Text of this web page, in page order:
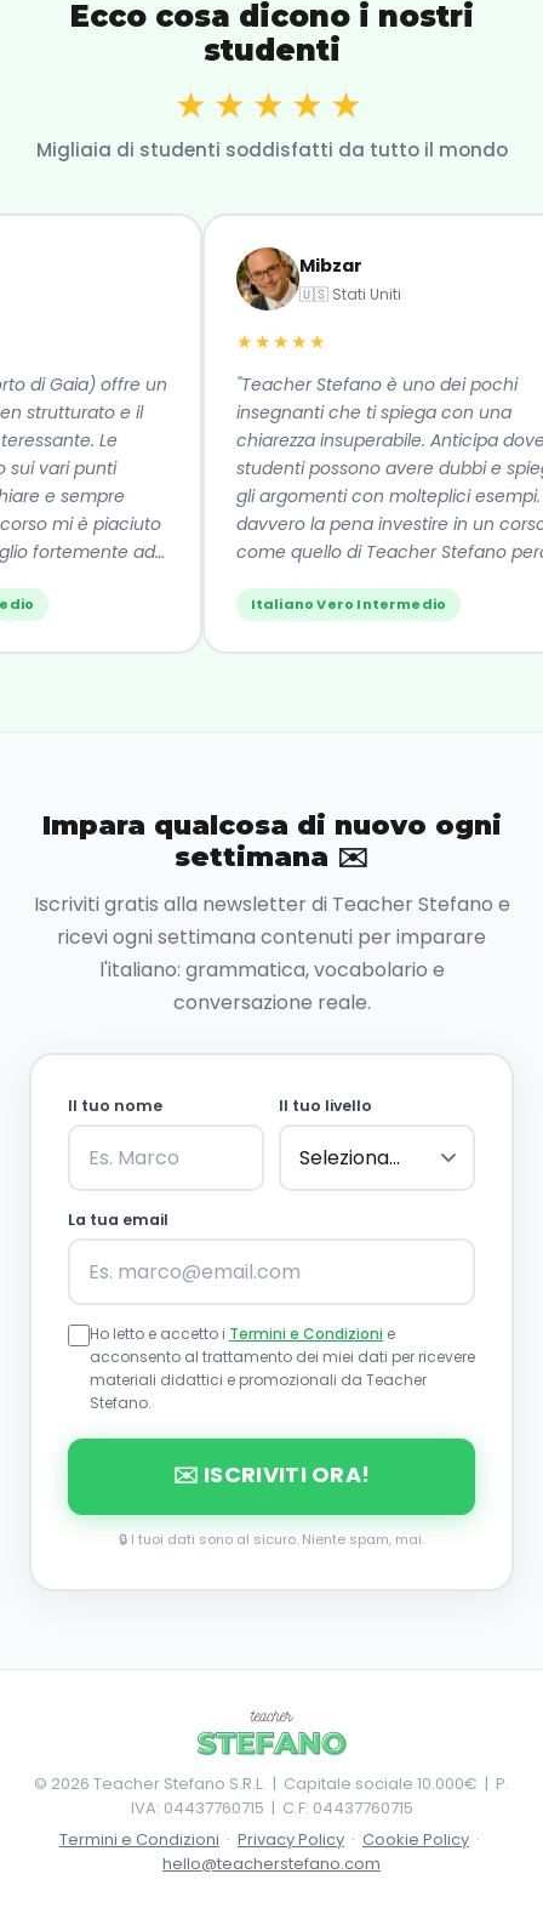
Ecco cosa dicono i nostri
studenti
★★★★★
Migliaia di studenti soddisfatti da tutto il mondo
di Gaia) offre un
strutturato e il
Le
vari punti
e sempre
mi è piaciuto
fortemente ad
Mibzar
🇺🇸 Stati Uniti
★★★★★
"Teacher Stefano è uno dei pochi
insegnanti che ti spiega con una
chiarezza insuperabile. Anticipa dove
studenti possono avere dubbi e spiega
gli argomenti con molteplici esempi.
davvero la pena investire in un corso
come quello di Teacher Stefano
consiglio!"
Italiano Vero Intermedio
Impara qualcosa di nuovo ogni
settimana ✉️
Iscriviti gratis alla newsletter di Teacher Stefano e
ricevi ogni settimana contenuti per imparare
l'italiano: grammatica, vocabolario e
conversazione reale.
Il tuo nome Il tuo livello
La tua email
Ho letto e accetto i Termini e Condizioni e
acconsento al trattamento dei miei dati per ricevere
materiali didattici e promozionali da Teacher
Stefano.
✉️ ISCRIVITI ORA!
🔒 I tuoi dati sono al sicuro. Niente spam, mai.
© 2026 Teacher Stefano S.R.L. | Capitale sociale 10.000€ | P.
IVA: 04437760715 | C.F: 04437760715
Termini e Condizioni · Privacy Policy · Cookie Policy ·
hello@teacherstefano.com